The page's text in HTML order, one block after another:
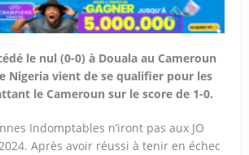
le nul (0-0) à Douala au Cameroun
Nigeria vient de se qualifier pour les
le Cameroun sur le score de 1-0.
Indomptables n’iront pas aux JO
Après avoir réussi à tenir en échec